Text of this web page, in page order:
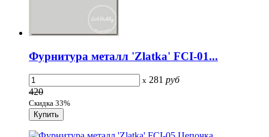
Фурнитура металл 'Zlatka' FCI-01...
x 281 руб
420
Скидка 33%